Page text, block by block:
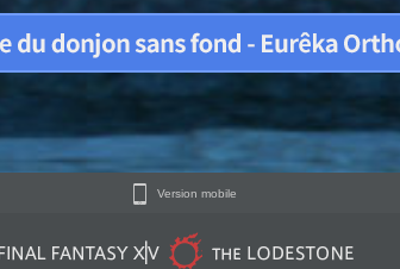
Version mobile